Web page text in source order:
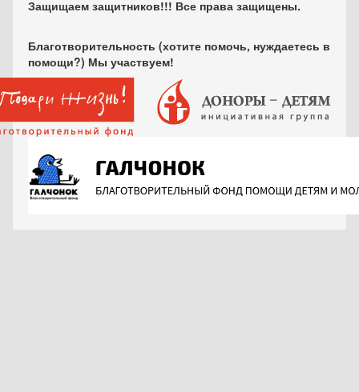
Защищаем защитников!!! Все права защищены.
Благотворительность (хотите помочь, нуждаетесь в
помощи?) Мы участвуем!